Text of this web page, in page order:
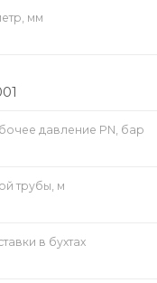
мм
давление PN, бар
трубы, м
в бухтах